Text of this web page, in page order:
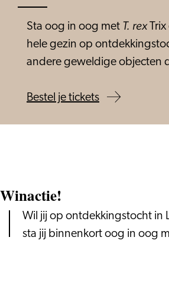
Sta oog in oog met T. rexTrix
hele gezin op
andere geweldige objecten
Bestel je tickets
Winactie!
Wil jij op ontdekkingstocht in
sta jij binnenkort oog in oog